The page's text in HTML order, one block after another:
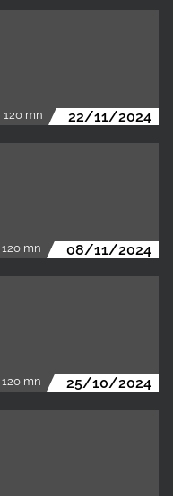
120 mn 22/11/2024
120 mn 08/11/2024
120 mn 25/10/2024